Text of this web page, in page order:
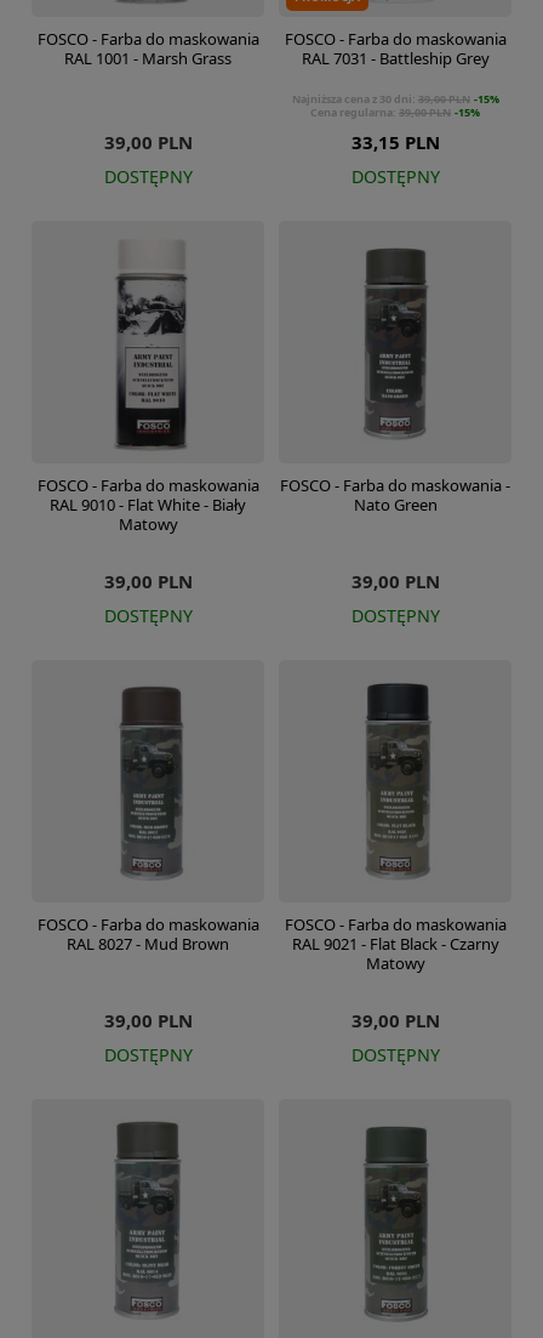
FOSCO - Farba do maskowania
RAL 1001 - Marsh Grass
39,00 PLN
DOSTĘPNY
FOSCO - Farba do maskowania
RAL 7031 - Battleship Grey
33,15 PLN
Najniższa cena z 30 dni: 39,00 PLN -15%
Cena regularna: 39,00 PLN -15%
DOSTĘPNY
FOSCO - Farba do maskowania
RAL 9010 - Flat White - Biały
Matowy
39,00 PLN
DOSTĘPNY
FOSCO - Farba do maskowania -
Nato Green
39,00 PLN
DOSTĘPNY
FOSCO - Farba do maskowania
RAL 8027 - Mud Brown
39,00 PLN
DOSTĘPNY
FOSCO - Farba do maskowania
RAL 9021 - Flat Black - Czarny
Matowy
39,00 PLN
DOSTĘPNY